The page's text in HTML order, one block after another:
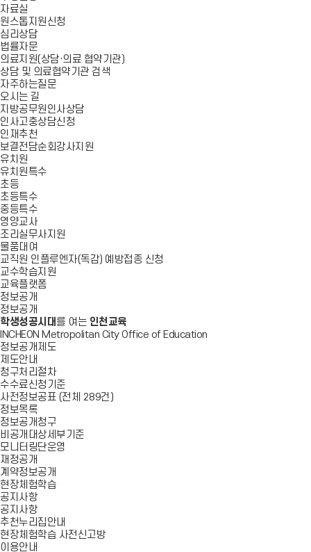
자료실
원스톱지원신청
심리상담
법률자문
의료지원(상담·의료 협약기관)
상담 및 의료협약기관 검색
자주하는질문
오시는 길
지방공무원인사상담
인사고충상담신청
인재추천
보결전담순회강사지원
유치원
유치원특수
초등
초등특수
중등특수
영양교사
조리실무사지원
물품대여
교직원 인플루엔자(독감) 예방접종 신청
교수학습지원
교육플랫폼
정보공개
정보공개
학생성공시대 를 여는 인천교육
INCHEON Metropolitan City Office of Education
정보공개제도
제도안내
청구처리절차
수수료신청기준
사전정보공표 (전체 289건)
정보목록
정보공개청구
비공개대상세부기준
모니터링단운영
재정공개
계약정보공개
현장체험학습
공지사항
공지사항
추천누리집안내
현장체험학습 사전신고방
이용안내